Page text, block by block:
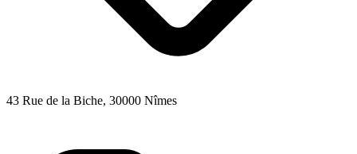
43 Rue de la Biche, 30000 Nîmes